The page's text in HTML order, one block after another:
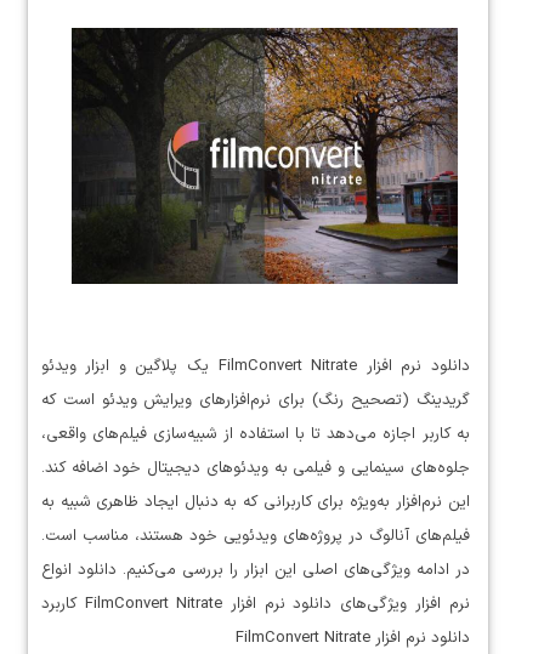
دانلود نرم افزار FilmConvert Nitrate یک پلاگین و ابزار ویدئو
گریدینگ (تصحیح رنگ) برای نرم‌افزارهای ویرایش ویدئو است که
به کاربر اجازه می‌دهد تا با استفاده از شبیه‌سازی فیلم‌های واقعی،
جلوه‌های سینمایی و فیلمی به ویدئوهای دیجیتال خود اضافه کند.
این نرم‌افزار به‌ویژه برای کاربرانی که به دنبال ایجاد ظاهری شبیه به
فیلم‌های آنالوگ در پروژه‌های ویدئویی خود هستند، مناسب است.
در ادامه ویژگی‌های اصلی این ابزار را بررسی می‌کنیم. دانلود انواع
نرم افزار ویژگی‌های دانلود نرم افزار FilmConvert Nitrate کاربرد
دانلود نرم افزار FilmConvert Nitrate